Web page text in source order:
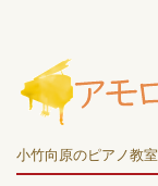
小竹向原のピアノ教室